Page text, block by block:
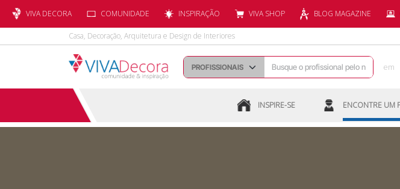
VIVA DECORA COMUNIDADE INSPIRAÇÃO VIVA SHOP BLOG MAGAZINE
Casa, Decoração, Arquitetura e Design de Interiores
em
INSPIRE-SE ENCONTRE UM